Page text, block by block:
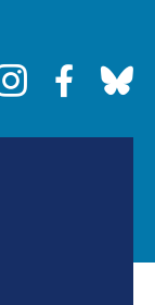
Instagram